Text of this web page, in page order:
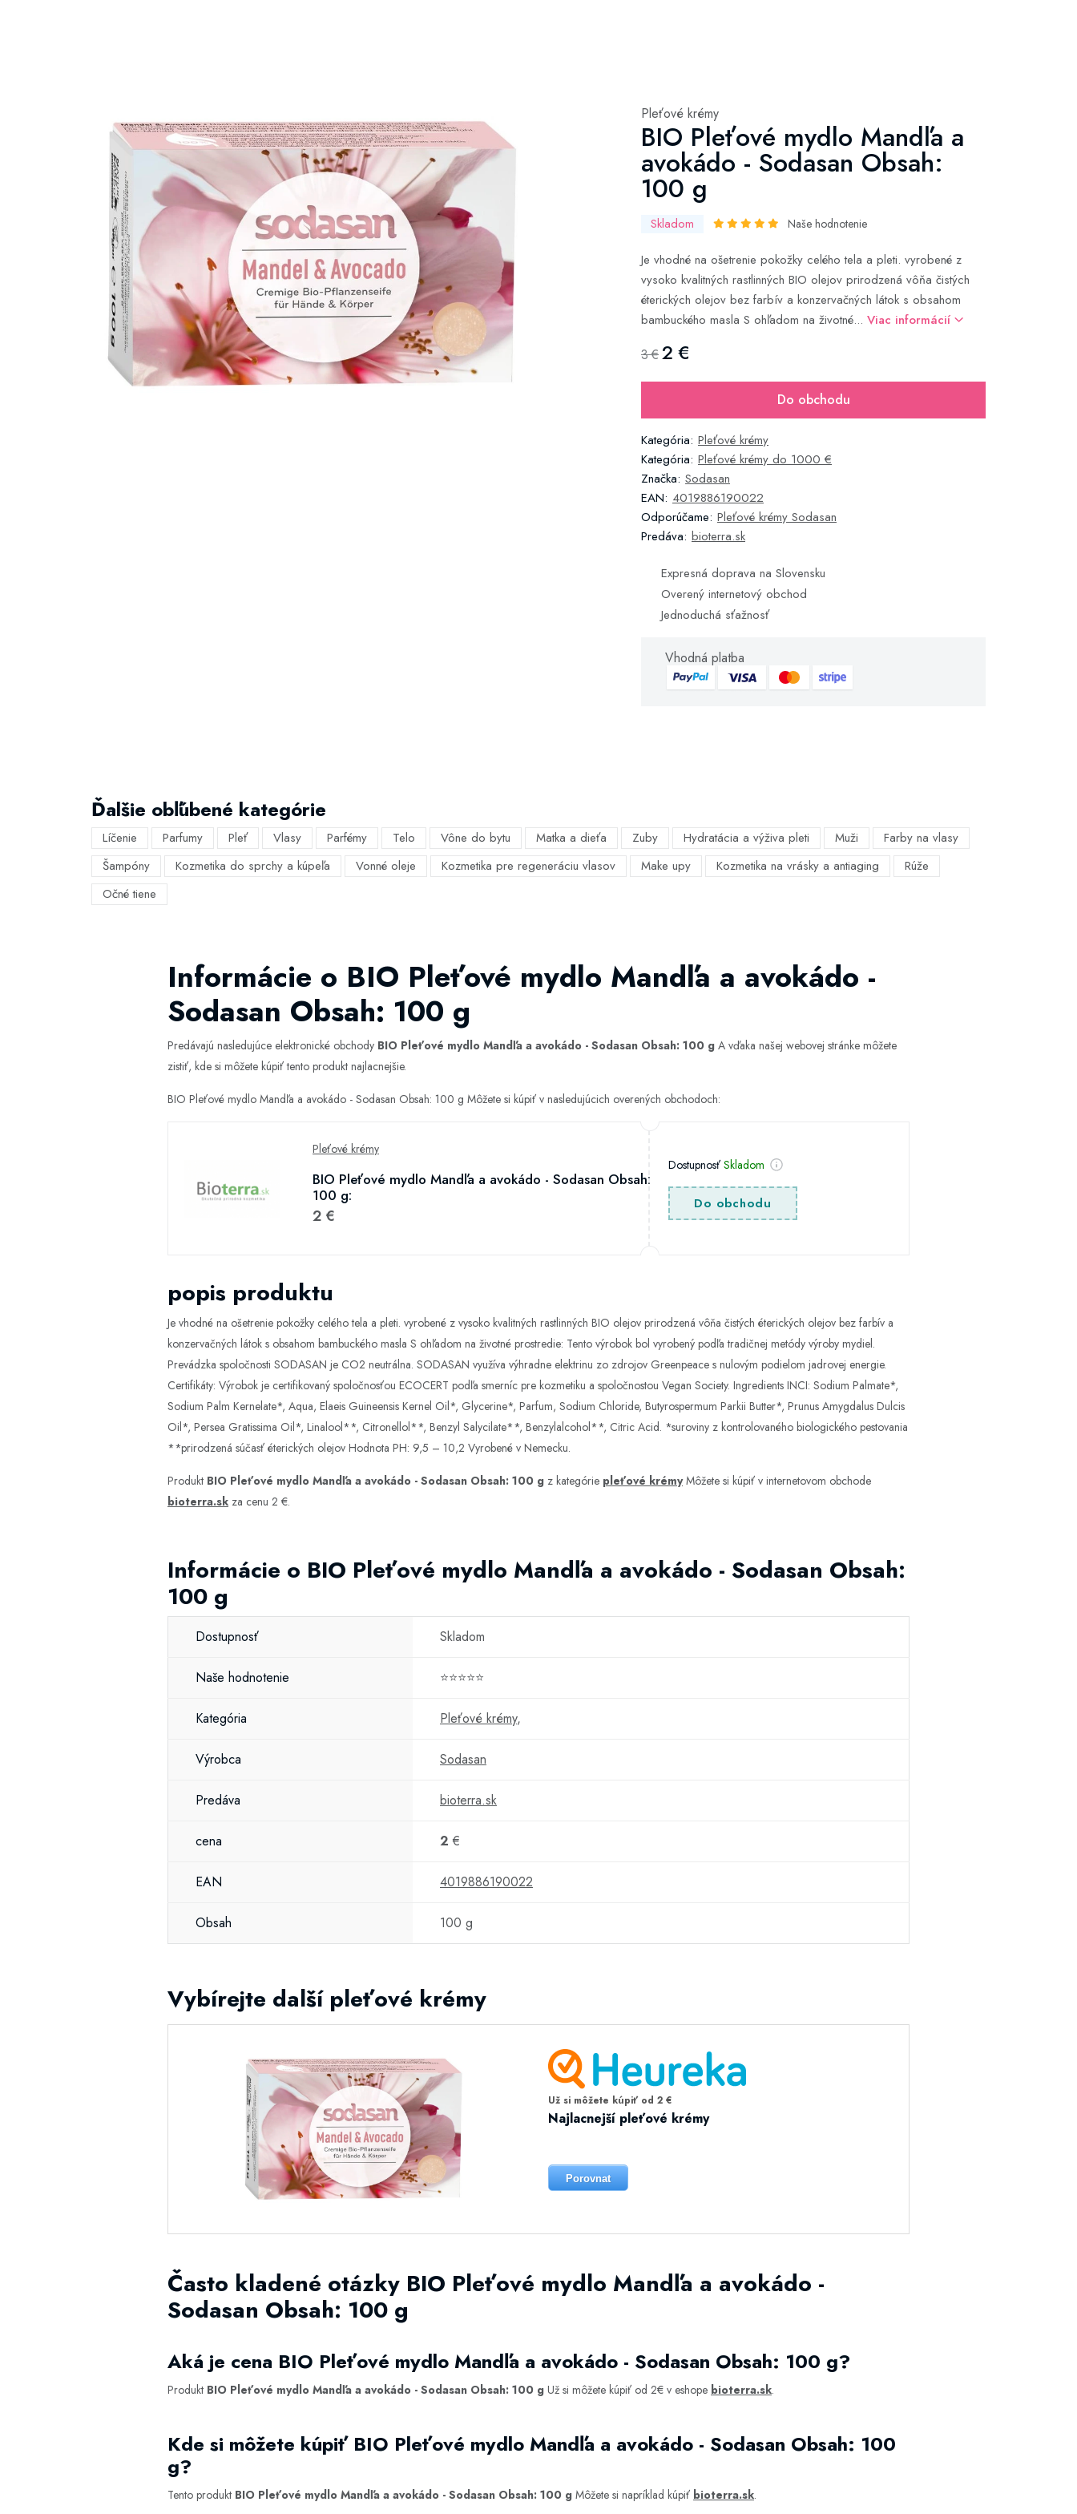
Pleťové krémy
BIO Pleťové mydlo Mandľa a
avokádo - Sodasan Obsah:
100 g
Skladom Naše hodnotenie
Je vhodné na ošetrenie pokožky celého tela a pleti. vyrobené z
vysoko kvalitných rastlinných BIO olejov prirodzená vôňa čistých
éterických olejov bez farbív a konzervačných látok s obsahom
bambuckého masla S ohľadom na životné... Viac informácií
3 €2 €
Do obchodu
Kategória: Pleťové krémy
Kategória: Pleťové krémy do 1000 €
Značka: Sodasan
EAN: 4019886190022
Odporúčame: Pleťové krémy Sodasan
Predáva: bioterra.sk
Expresná doprava na Slovensku
Overený internetový obchod
Jednoduchá sťažnosť
Vhodná platba
Ďalšie obľúbené kategórie
Líčenie Parfumy Pleť Vlasy Parfémy Telo Vône do bytu Matka a dieťa Zuby Hydratácia a výživa pleti Muži
Farby na vlasy
Šampóny
Kozmetika do sprchy a kúpeľa Vonné oleje Kozmetika pre regeneráciu vlasov Make upy Kozmetika na vrásky a antiaging
Rúže
Očné tiene
Informácie o BIO Pleťové mydlo Mandľa a avokádo -
Sodasan Obsah: 100 g
Predávajú nasledujúce elektronické obchody BIO Pleťové mydlo Mandľa a avokádo - Sodasan Obsah: 100 g A vďaka našej webovej stránke môžete
zistiť, kde si môžete kúpiť tento produkt najlacnejšie.
BIO Pleťové mydlo Mandľa a avokádo - Sodasan Obsah: 100 g Môžete si kúpiť v nasledujúcich overených obchodoch:
Pleťové krémy
BIO Pleťové mydlo Mandľa a avokádo - Sodasan Obsah:
100 g:
2 €
DostupnosťSkladom
Do obchodu
popis produktu
Je vhodné na ošetrenie pokožky celého tela a pleti. vyrobené z vysoko kvalitných rastlinných BIO olejov prirodzená vôňa čistých éterických olejov bez farbív a
konzervačných látok s obsahom bambuckého masla S ohľadom na životné prostredie: Tento výrobok bol vyrobený podľa tradičnej metódy výroby mydiel.
Prevádzka spoločnosti SODASAN je CO2 neutrálna. SODASAN využíva výhradne elektrinu zo zdrojov Greenpeace s nulovým podielom jadrovej energie.
Certifikáty: Výrobok je certifikovaný spoločnosťou ECOCERT podľa smerníc pre kozmetiku a spoločnostou Vegan Society. Ingredients INCI: Sodium Palmate*,
Sodium Palm Kernelate*, Aqua, Elaeis Guineensis Kernel Oil*, Glycerine*, Parfum, Sodium Chloride, Butyrospermum Parkii Butter*, Prunus Amygdalus Dulcis
Oil*, Persea Gratissima Oil*, Linalool**, Citronellol**, Benzyl Salycilate**, Benzylalcohol**, Citric Acid. *suroviny z kontrolovaného biologického pestovania
**prirodzená súčasť éterických olejov Hodnota PH: 9,5 – 10,2 Vyrobené v Nemecku.
Produkt BIO Pleťové mydlo Mandľa a avokádo - Sodasan Obsah: 100 g z kategórie pleťové krémyMôžete si kúpiť v internetovom obchode
bioterra.sk za cenu 2 €.
Informácie o BIO Pleťové mydlo Mandľa a avokádo - Sodasan Obsah:
100 g
Dostupnosť Skladom
Naše hodnotenie ⭐⭐⭐⭐⭐
Kategória Pleťové krémy,
Výrobca Sodasan
Predáva bioterra.sk
cena 2 €
EAN 4019886190022
Obsah 100 g
Vybírejte další pleťové krémy
Už si môžete kúpiť od 2 €
Najlacnejší pleťové krémy
Porovnat
Často kladené otázky BIO Pleťové mydlo Mandľa a avokádo -
Sodasan Obsah: 100 g
Aká je cena BIO Pleťové mydlo Mandľa a avokádo - Sodasan Obsah: 100 g?
Produkt BIO Pleťové mydlo Mandľa a avokádo - Sodasan Obsah: 100 g Už si môžete kúpiť od 2€ v eshope bioterra.sk.
Kde si môžete kúpiť BIO Pleťové mydlo Mandľa a avokádo - Sodasan Obsah: 100
g?
Tento produkt BIO Pleťové mydlo Mandľa a avokádo - Sodasan Obsah: 100 g Môžete si napríklad kúpiť bioterra.sk.